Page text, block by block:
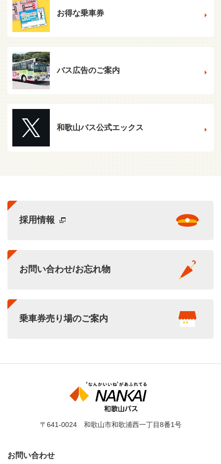
お得な乗車券
バス広告のご案内
和歌山バス公式エックス
採用情報
お問い合わせ/お忘れ物
乗車券売り場のご案内
〒641-0024 和歌山市和歌浦西一丁目8番1号
お問い合わせ